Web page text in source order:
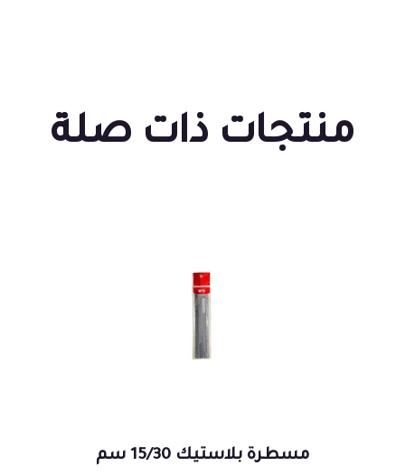
منتجات ذات صلة
مسطرة بلاستيك 15/30 سم